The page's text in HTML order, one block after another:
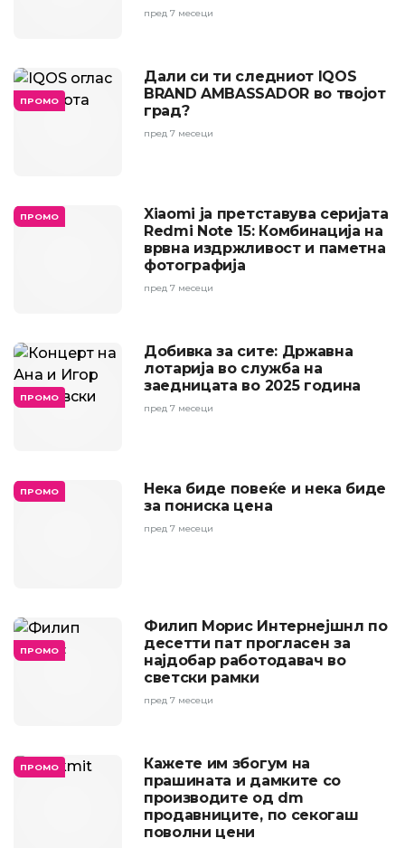
пред 7 месеци
ПРОМО
Дали си ти следниот IQOS
BRAND AMBASSADOR во твојот
град?
пред 7 месеци
ПРОМО
Xiaomi ја претставува серијата
Redmi Note 15: Комбинација на
врвна издржливост и паметна
фотографија
пред 7 месеци
ПРОМО
Добивка за сите: Државна
лотарија во служба на
заедницата во 2025 година
пред 7 месеци
ПРОМО
Нека биде повеќе и нека биде
за пониска цена
пред 7 месеци
ПРОМО
Филип Морис Интернејшнл по
десетти пат прогласен за
најдобар работодавач во
светски рамки
пред 7 месеци
ПРОМО
Кажете им збогум на
прашината и дамките со
производите од dm
продавниците, по секогаш
поволни цени